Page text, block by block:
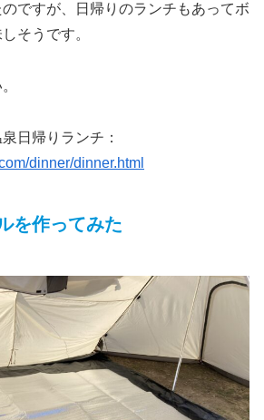
ですが、日帰りのランチもあってボ
そうです。
日帰りランチ：
dinner/dinner.html
を作ってみた